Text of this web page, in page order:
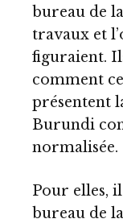
bureau de
travaux et
figuraient.
comment
présentent
Burundi
normalisée.
Pour elles,
bureau de